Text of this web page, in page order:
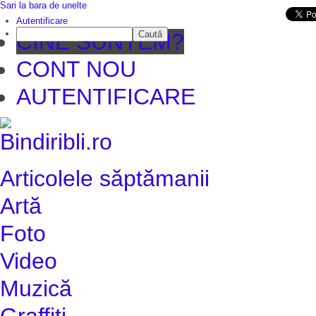
CINE SUNTEM?
CONT NOU
AUTENTIFICARE
Articolele săptămanii
Artă
Foto
Video
Muzică
Sari la bara de unelte
Autentificare
Caută